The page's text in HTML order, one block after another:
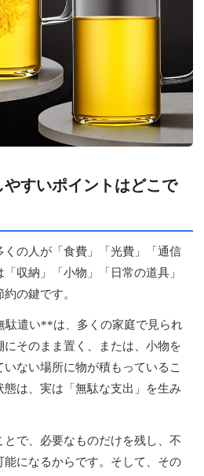
すいポイントはどこで
の人が「食費」「光費」「通信
収納」「小物」「日常の道具」
の鍵です。
遣い**は、多くの家庭で見られ
にそのまま置く、または、小物を
ない場所に物が積もっているこ
態は、実は「無駄な支出」を生み
で、必要なものだけを残し、不
になるからです。そして、その